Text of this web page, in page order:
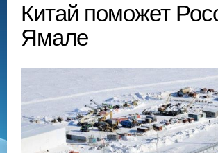
Китай поможет
Ямале